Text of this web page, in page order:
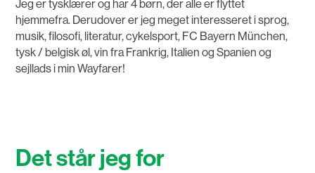
Jeg er tysklærer og har 4 børn, der alle er flyttet
hjemmefra. Derudover er jeg meget interesseret i sprog,
musik, filosofi, literatur, cykelsport, FC Bayern München,
tysk / belgisk øl, vin fra Frankrig, Italien og Spanien og
sejllads i min Wayfarer!
Det står jeg for